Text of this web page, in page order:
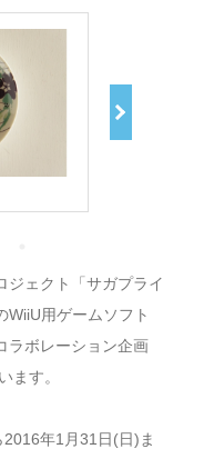
ジェクト「サガプライ
WiiU用ゲームソフト
ラボレーション企画
ます。
年1月31日(日)ま